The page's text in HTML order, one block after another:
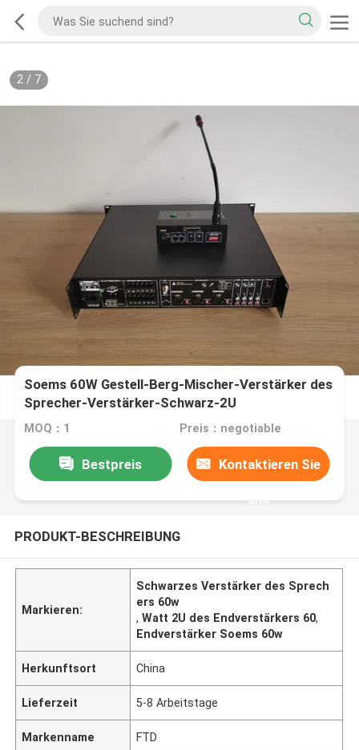
2/ 7
Soems 60W Gestell-Berg-Mischer-Verstärker des
Sprecher-Verstärker-Schwarz-2U
MOQ：1 Preis：negotiable
Bestpreis Kontaktieren Sie
uns
PRODUKT-BESCHREIBUNG
Markieren:
Schwarzes Verstärker des Sprech
ers 60w
,Watt 2U des Endverstärkers 60,
Endverstärker Soems 60w
Herkunftsort China
Lieferzeit 5-8 Arbeitstage
Markenname FTD